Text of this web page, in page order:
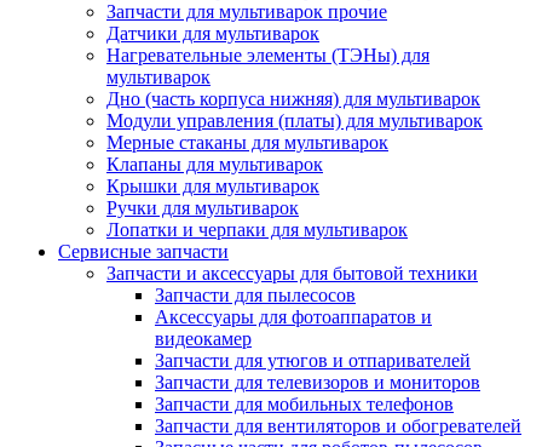
Запчасти для мультиварок прочие
Датчики для мультиварок
Нагревательные элементы (ТЭНы) для
мультиварок
Дно (часть корпуса нижняя) для мультиварок
Модули управления (платы) для мультиварок
Мерные стаканы для мультиварок
Клапаны для мультиварок
Крышки для мультиварок
Ручки для мультиварок
Лопатки и черпаки для мультиварок
Сервисные запчасти
Запчасти и аксессуары для бытовой техники
Запчасти для пылесосов
Аксессуары для фотоаппаратов и
видеокамер
Запчасти для утюгов и отпаривателей
Запчасти для телевизоров и мониторов
Запчасти для мобильных телефонов
Запчасти для вентиляторов и обогревателей